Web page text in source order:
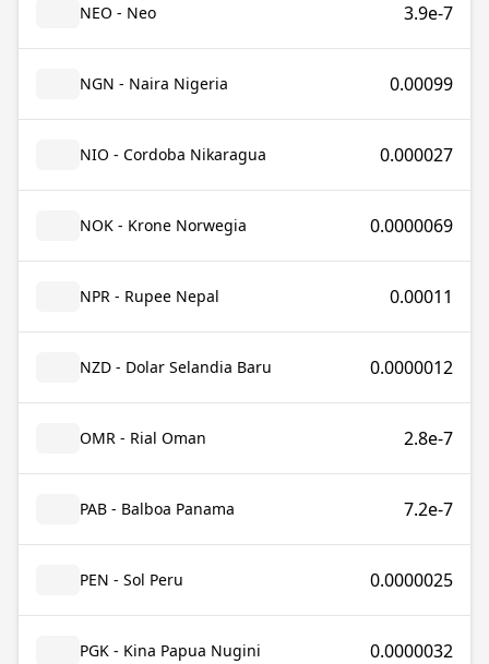
NEO - Neo 3.9e-7
NGN - Naira Nigeria 0.00099
NIO - Cordoba Nikaragua 0.000027
NOK - Krone Norwegia 0.0000069
NPR - Rupee Nepal 0.00011
NZD - Dolar Selandia Baru 0.0000012
OMR - Rial Oman 2.8e-7
PAB - Balboa Panama 7.2e-7
PEN - Sol Peru 0.0000025
PGK - Kina Papua Nugini 0.0000032